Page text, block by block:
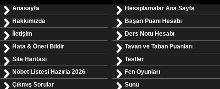
Anasayfa
Hakkımızda
İletişim
Hata & Öneri Bildir
Site Haritası
Nöbet Listesi Hazırla 2026
Çıkmış Sorular
Hesaplamalar Ana Sayfa
Başarı Puanı Hesabı
Ders Notu Hesabı
Tavan ve Taban Puanları
Testler
Fen Oyunları
Sunu